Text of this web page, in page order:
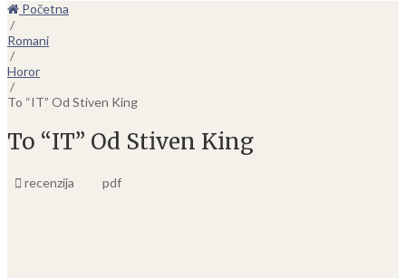
Početna
/
Romani
/
Horor
/
To “IT” Od Stiven King
To “IT” Od Stiven King
recenzija pdf